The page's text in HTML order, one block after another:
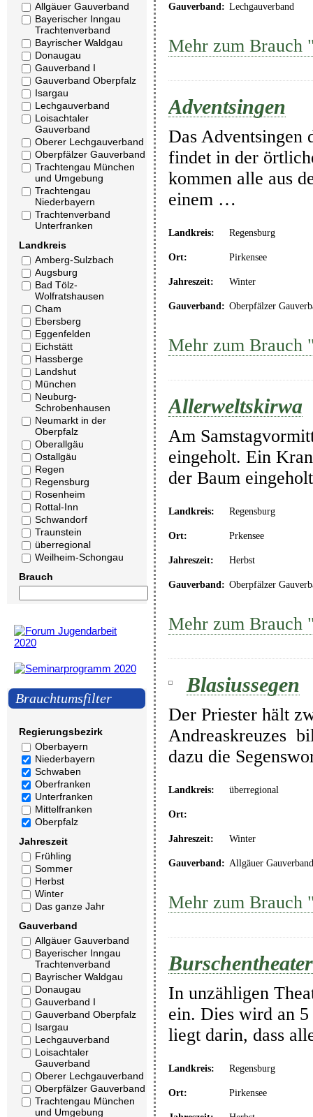
Allgäuer Gauverband
Bayerischer Inngau
Trachtenverband
Bayrischer Waldgau
Donaugau
Gauverband I
Gauverband Oberpfalz
Isargau
Lechgauverband
Loisachtaler
Gauverband
Oberer Lechgauverband
Oberpfälzer Gauverband
Trachtengau München
und Umgebung
Trachtengau
Niederbayern
Trachtenverband
Unterfranken
Landkreis
Amberg-Sulzbach
Augsburg
Bad Tölz-
Wolfratshausen
Cham
Ebersberg
Eggenfelden
Eichstätt
Hassberge
Landshut
München
Neuburg-
Schrobenhausen
Neumarkt in der
Oberpfalz
Oberallgäu
Ostallgäu
Regen
Regensburg
Rosenheim
Rottal-Inn
Schwandorf
Traunstein
überregional
Weilheim-Schongau
Brauch
Brauchtumsfilter
Regierungsbezirk
Oberbayern
Niederbayern
Schwaben
Oberfranken
Unterfranken
Mittelfranken
Oberpfalz
Jahreszeit
Frühling
Sommer
Herbst
Winter
Das ganze Jahr
Gauverband
Allgäuer Gauverband
Bayerischer Inngau
Trachtenverband
Bayrischer Waldgau
Donaugau
Gauverband I
Gauverband Oberpfalz
Isargau
Lechgauverband
Loisachtaler
Gauverband
Oberer Lechgauverband
Oberpfälzer Gauverband
Trachtengau München
und Umgebung
Gauverband: Lechgauverband
Mehr zum Brauch
Adventsingen
Das Adventsingen
findet in der
kommen alle aus
einem …
Landkreis: Regensburg
Ort: Pirkensee
Jahreszeit: Winter
Gauverband: Oberpfälzer
Mehr zum Brauch
Allerweltskirwa
Am
eingeholt. Ein
der Baum
Landkreis: Regensburg
Ort: Prkensee
Jahreszeit: Herbst
Gauverband: Oberpfälzer
Mehr zum
Blasiussegen
Der Priester hält
Andreaskreuzes
dazu die
Landkreis: überregional
Ort:
Jahreszeit: Winter
Gauverband: Allgäuer Gauverband
Mehr zum Brauch
Burschentheater
In unzähligen
ein. Dies wird an
liegt darin, dass
Landkreis: Regensburg
Ort: Pirkensee